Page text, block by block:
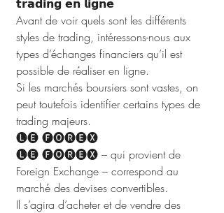
𝘁𝗿𝗮𝗱𝗶𝗻𝗴 𝗲𝗻 𝗹𝗶𝗴𝗻𝗲
Avant de voir quels sont les différents
styles de trading, intéressons-nous aux
types d’échanges financiers qu’il est
possible de réaliser en ligne.
Si les marchés boursiers sont vastes, on
peut toutefois identifier certains types de
trading majeurs.
🅛🅔 🅕🅞🅡🅔🅧
🅛🅔 🅕🅞🅡🅔🅧 – qui provient de
Foreign Exchange – correspond au
marché des devises convertibles.
Il s’agira d’acheter et de vendre des